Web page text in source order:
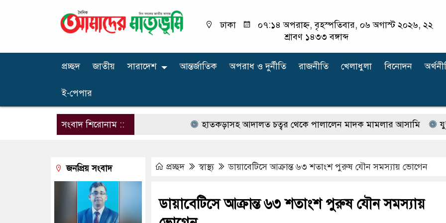
ঢাকা
০৭:১৪ অপরাহ্ন, বৃহস্পতিবার, ০৬ অগাস্ট ২০২৬, ২২
শ্রাবণ ১৪৩৩ বঙ্গাব্দ
প্রচ্ছদ জাতীয় সারাদেশ আন্তর্জাতিক অপরাধ ‍ও দুর্নীতি রাজনীতি খেলাধুলা বিনোদন
ই-পেপার
সংবাদ শিরোনাম :: হাতকড়াসহ আদালত চত্বর থেকে পালালেন মাদক মামলার আসামি যুক্তরাষ্ট্রে
প্রচ্ছদ স্বাস্থ্য ডায়াবেটিসে আক্রান্ত ৬৩ শতাংশ পুরুষ যৌন সমস্যায় ভোগেন
ডায়াবেটিসে আক্রান্ত ৬৩ শতাংশ পুরুষ যৌন সমস্যায়
জনপ্রিয় সংবাদ